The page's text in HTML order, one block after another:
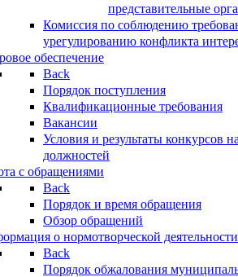
представительные
Комиссия по соблюдению
урегулированию конфликта
обеспечение
Back
Порядок поступления
Квалификационные требования
Вакансии
Условия и результаты конкурсов
должностей
с обращениями
Back
Порядок и время обращения
Обзор обращений
о нормотворческой деятельности
Back
Порядок обжалования